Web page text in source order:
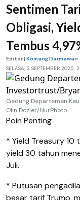
Sentimen
Obligasi,
Tembus
Editor | Komang Darmawan
SELASA, 2 SEPTEMBER 2025,
Gedung Departemen
Olin Dozier/NurPhoto
Poin Penting
* Yield Treasury 10
yield 30 tahun
Juli.
* Putusan
besar tarif Trump,